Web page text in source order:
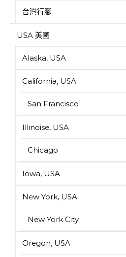
台灣行腳
USA 美國
Alaska, USA
California, USA
San Francisco
Illinoise, USA
Chicago
Iowa, USA
New York, USA
New York City
Oregon, USA